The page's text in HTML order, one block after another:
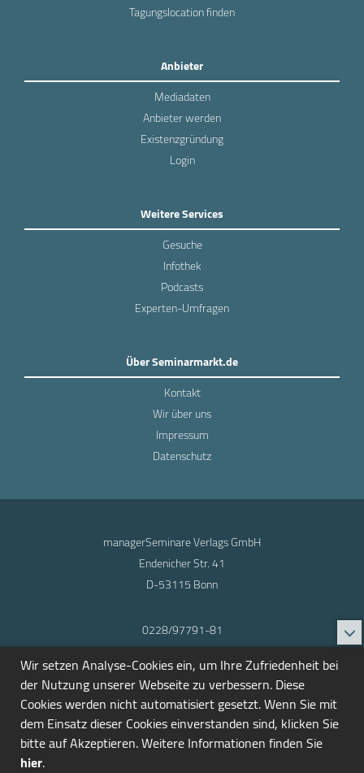
Tagungslocation finden
Anbieter
Mediadaten
Anbieter werden
Existenzgründung
Login
Weitere Services
Gesuche
Infothek
Podcasts
Experten-Umfragen
Über Seminarmarkt.de
Kontakt
Wir über uns
Impressum
Datenschutz
managerSeminare Verlags GmbH
Endenicher Str. 41
D-53115 Bonn
0228/97791-81
info@seminarmarkt.de
© 2001-2026
Wir setzen Analyse-Cookies ein, um Ihre Zufriedenheit bei
der Nutzung unserer Webseite zu verbessern. Diese
Cookies werden nicht automatisiert gesetzt. Wenn Sie mit
dem Einsatz dieser Cookies einverstanden sind, klicken Sie
bitte auf Akzeptieren. Weitere Informationen finden Sie
hier.